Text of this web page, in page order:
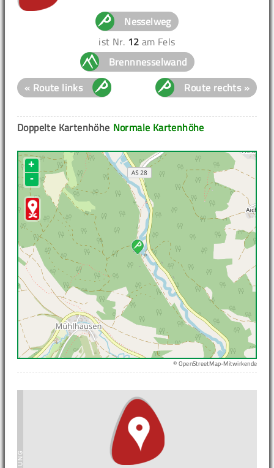
Nesselweg
ist Nr. 12 am Fels
Brennnesselwand
« Route links
Route rechts »
Normale Kartenhöhe
Doppelte Kartenhöhe
+
-
© OpenStreetMap-Mitwirkende